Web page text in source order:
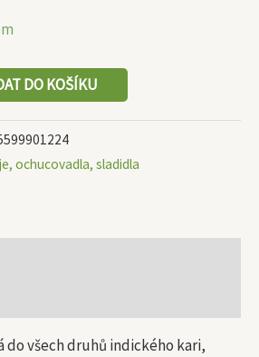
DO KOŠÍKU
ochucovadla, sladidla
do všech druhů indického kari,